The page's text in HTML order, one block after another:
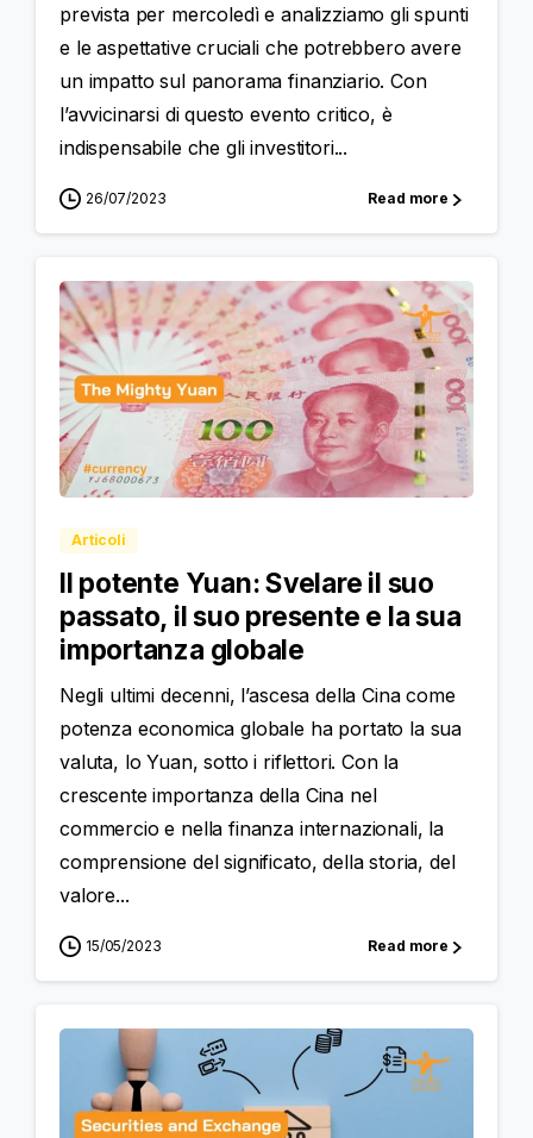
prevista per mercoledì e analizziamo gli spunti
e le aspettative cruciali che potrebbero avere
un impatto sul panorama finanziario. Con
l’avvicinarsi di questo evento critico, è
indispensabile che gli investitori...
26/07/2023 Read more
Articoli
Il potente Yuan: Svelare il suo
passato, il suo presente e la sua
importanza globale
Negli ultimi decenni, l’ascesa della Cina come
potenza economica globale ha portato la sua
valuta, lo Yuan, sotto i riflettori. Con la
crescente importanza della Cina nel
commercio e nella finanza internazionali, la
comprensione del significato, della storia, del
valore...
15/05/2023 Read more